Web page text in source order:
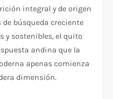
integral y de origen
de búsqueda creciente
y sostenibles, el quito
andina que la
apenas comienza
dimensión.